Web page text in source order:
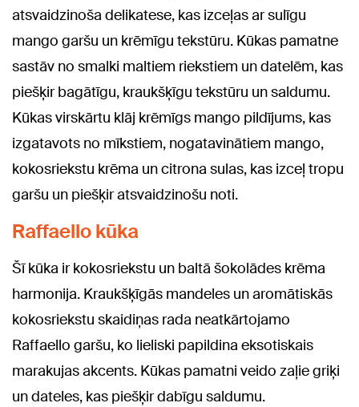
atsvaidzinoša delikatese, kas izceļas ar sulīgu
mango garšu un krēmīgu tekstūru. Kūkas pamatne
sastāv no smalki maltiem riekstiem un datelēm, kas
piešķir bagātīgu, kraukšķīgu tekstūru un saldumu.
Kūkas virskārtu klāj krēmīgs mango pildījums, kas
izgatavots no mīkstiem, nogatavinātiem mango,
kokosriekstu krēma un citrona sulas, kas izceļ tropu
garšu un piešķir atsvaidzinošu noti.
Raffaello kūka
Šī kūka ir kokosriekstu un baltā šokolādes krēma
harmonija. Kraukšķīgās mandeles un aromātiskās
kokosriekstu skaidiņas rada neatkārtojamo
Raffaello garšu, ko lieliski papildina eksotiskais
marakujas akcents. Kūkas pamatni veido zaļie griķi
un dateles, kas piešķir dabīgu saldumu.